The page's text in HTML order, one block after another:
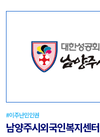
#이주난민인권
남양주시외국인복지센터